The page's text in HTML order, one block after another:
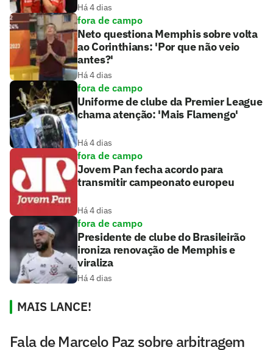
Há 4 dias
fora de campo
Neto questiona Memphis sobre volta
ao Corinthians: 'Por que não veio
antes?'
Há 4 dias
fora de campo
Uniforme de clube da Premier League
chama atenção: 'Mais Flamengo'
Há 4 dias
fora de campo
Jovem Pan fecha acordo para
transmitir campeonato europeu
Há 4 dias
fora de campo
Presidente de clube do Brasileirão
ironiza renovação de Memphis e
viraliza
Há 4 dias
MAIS LANCE!
Fala de Marcelo Paz sobre arbitragem